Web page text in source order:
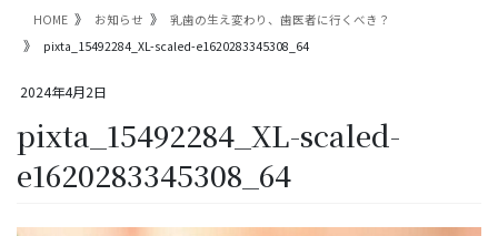
HOME お知らせ
乳歯の生え変わり、歯医者に行くべき？
pixta_15492284_XL-scaled-e1620283345308_64
2024年4月2日
pixta_15492284_XL-scaled-
e1620283345308_64